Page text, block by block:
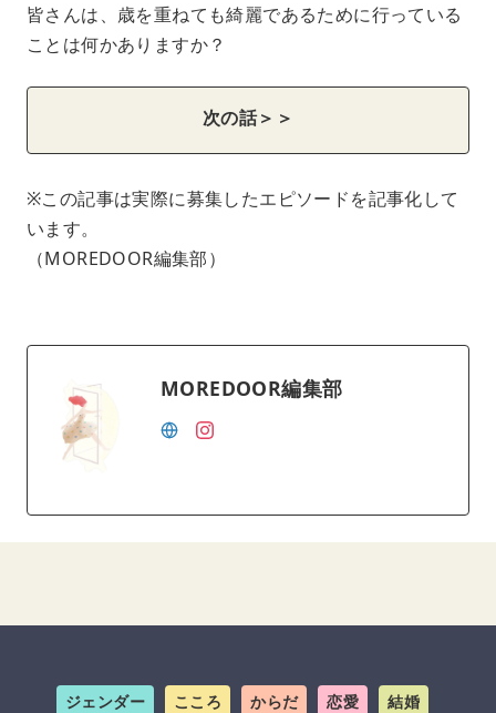
皆さんは、歳を重ねても綺麗であるために行っている
ことは何かありますか？
次の話＞＞
※この記事は実際に募集したエピソードを記事化して
います。
（MOREDOOR編集部）
MOREDOOR編集部
ジェンダー こころ からだ 恋愛 結婚